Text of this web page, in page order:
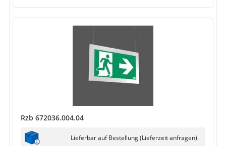
Rzb 672036.004.04
Lieferbar auf Bestellung (Lieferzeit anfragen).